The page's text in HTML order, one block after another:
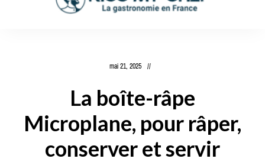
mai 21, 2025
La boîte-râpe
Microplane, pour râper,
conserver et servir